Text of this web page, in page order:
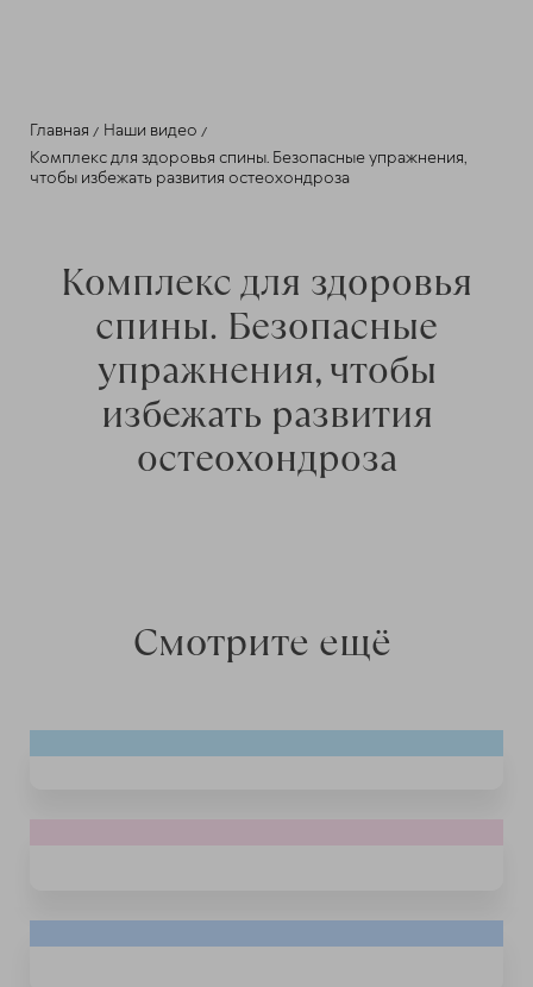
Главная
Наши видео
Комплекс для здоровья спины. Безопасные упражнения,
чтобы избежать развития остеохондроза
Комплекс для здоровья
спины. Безопасные
упражнения, чтобы
избежать развития
остеохондроза
Смотрите ещё